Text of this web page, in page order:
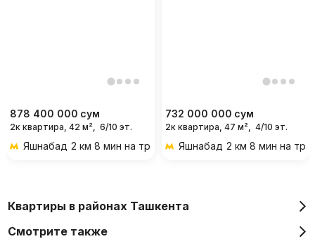
878 400 000 сум
2к квартира, 42 м², 6/10 эт.
Яшнабад 2 км 8 мин на транспорте
732 000 000 сум
2к квартира, 47 м², 4/10 эт.
Яшнабад 2 км 8 мин на
Квартиры в районах Ташкента
Смотрите также